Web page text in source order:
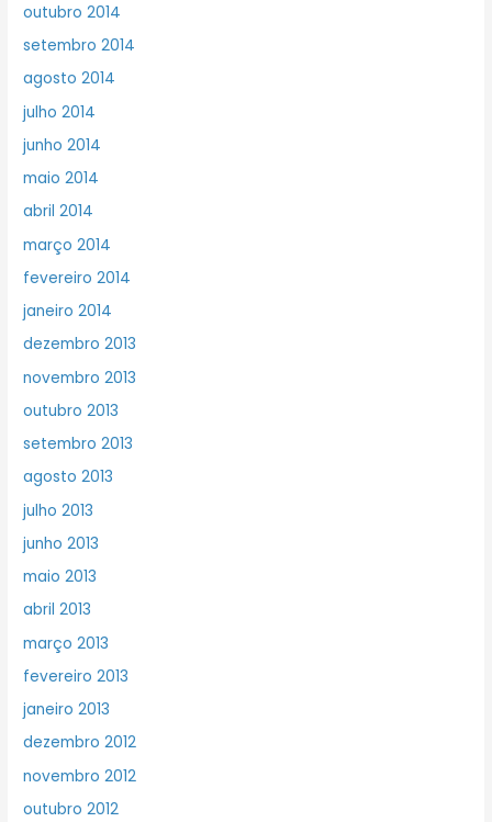
outubro 2014
setembro 2014
agosto 2014
julho 2014
junho 2014
maio 2014
abril 2014
março 2014
fevereiro 2014
janeiro 2014
dezembro 2013
novembro 2013
outubro 2013
setembro 2013
agosto 2013
julho 2013
junho 2013
maio 2013
abril 2013
março 2013
fevereiro 2013
janeiro 2013
dezembro 2012
novembro 2012
outubro 2012